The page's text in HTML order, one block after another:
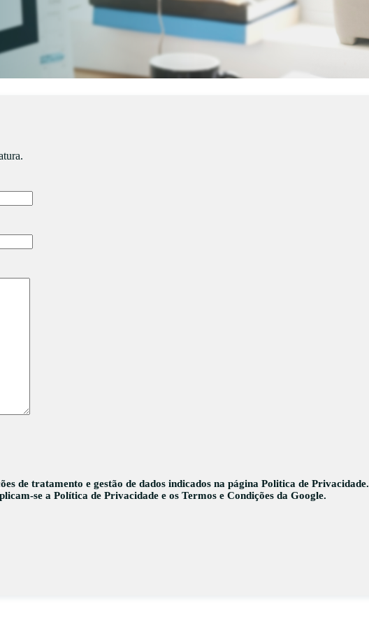
de tratamento e gestão de dados indicados na página Politica de Privacidade.
se a Política de Privacidade e os Termos e Condições da Google.